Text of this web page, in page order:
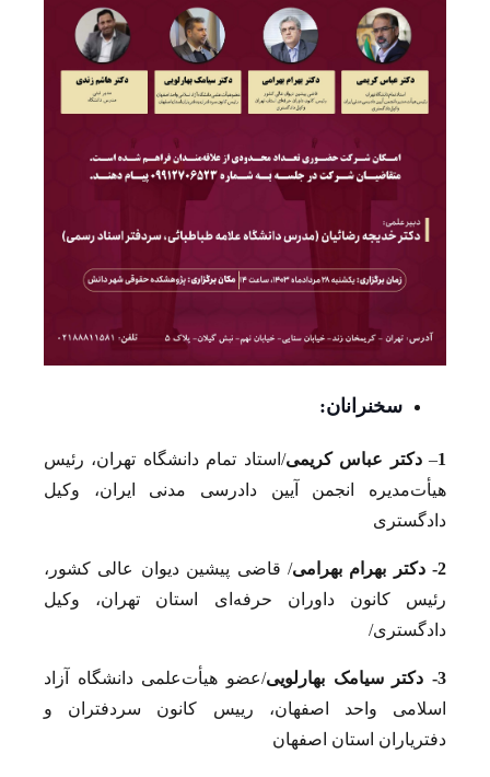
سخنرانان:
1
–دکتر عباس کریمی/استاد تمام دانشگاه تهران، رئیس
هیأت‌مدیره انجمن آیین دادرسی مدنی ایران، وکیل
دادگستری
2- دکتر بهرام بهرامی
/ قاضی پيشين دیوان عالی کشور،
رئیس کانون داوران حرفه‌ای استان تهران، وکیل
دادگستری/
3- دکتر سیامک بهارلویی
/عضو هیأت‌علمی دانشگاه آزاد
اسلامی واحد اصفهان، رییس کانون سردفتران و
دفتریاران استان اصفهان